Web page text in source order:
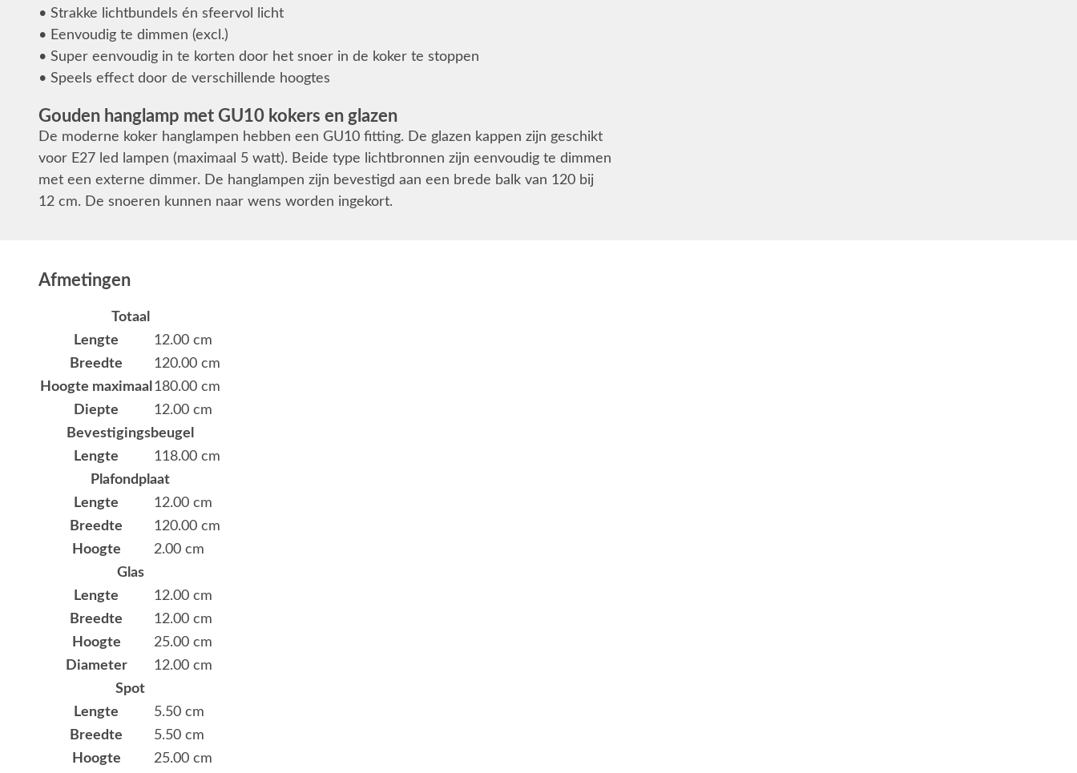
• Strakke lichtbundels én sfeervol licht
• Eenvoudig te dimmen (excl.)
• Super eenvoudig in te korten door het snoer in de koker te stoppen
• Speels effect door de verschillende hoogtes
Gouden hanglamp met GU10 kokers en glazen
De moderne koker hanglampen hebben een GU10 fitting. De glazen kappen zijn geschikt
voor E27 led lampen (maximaal 5 watt). Beide type lichtbronnen zijn eenvoudig te dimmen
met een externe dimmer. De hanglampen zijn bevestigd aan een brede balk van 120 bij
12 cm. De snoeren kunnen naar wens worden ingekort.
Afmetingen
Totaal
Lengte
12.00 cm
Breedte
120.00 cm
Hoogte maximaal 180.00 cm
Diepte
12.00 cm
Bevestigingsbeugel
Lengte
118.00 cm
Plafondplaat
Lengte
12.00 cm
Breedte
120.00 cm
Hoogte
2.00 cm
Glas
Lengte
12.00 cm
Breedte
12.00 cm
Hoogte
25.00 cm
Diameter
12.00 cm
Spot
Lengte
5.50 cm
Breedte
5.50 cm
Hoogte
25.00 cm